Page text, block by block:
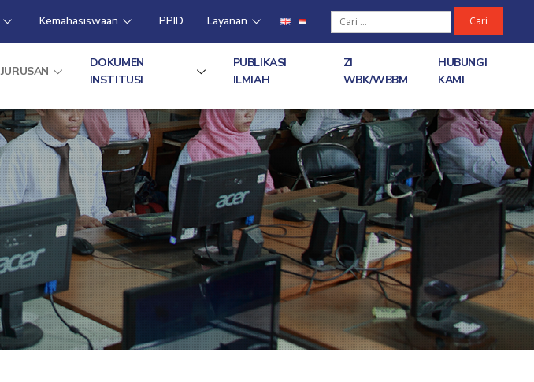
Kemahasiswaan PPID Layanan
JURUSAN
DOKUMEN
INSTITUSI
PUBLIKASI
ILMIAH
ZI
WBK/WBBM
HUBUNGI
KAMI